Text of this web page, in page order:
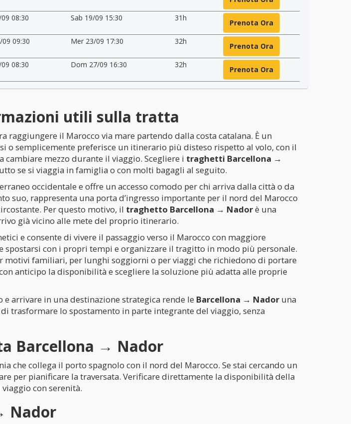
08:30 Sab 19/09 15:30 31h
Prenota Ora
09:30 Mer 23/09 17:30 32h
Prenota Ora
08:30 Dom 27/09 16:30 32h
Prenota Ora
utili sulla tratta
raggiungere il Marocco via mare partendo dalla costa catalana. È un
o semplicemente preferisce un itinerario più disteso rispetto al volo, con il
mezzo durante il viaggio. Scegliere i traghetti Barcellona →
se si viaggia in famiglia o con molti bagagli al seguito.
occidentale e offre un accesso comodo per chi arriva dalla città o da
suo, rappresenta una porta d’ingresso importante per il nord del Marocco
Per questo motivo, il traghetto Barcellona → Nadorè una
già vicino alle mete del proprio itinerario.
e consente di vivere il passaggio verso il Marocco con maggiore
spostarsi con i propri tempi e organizzare il tragitto in modo più personale.
motivi familiari, per lunghi soggiorni o per viaggi che richiedono di portare
anticipo la disponibilità e scegliere la soluzione più adatta alle proprie
arrivare in una destinazione strategica rende le Barcellona → Nador una
trasformare lo spostamento in parte integrante del viaggio, senza
Barcellona → Nador
che collega il porto spagnolo con il nord del Marocco. Se stai cercando un
per pianificare la traversata. Verificare direttamente la disponibilità della
con serenità.
Nador